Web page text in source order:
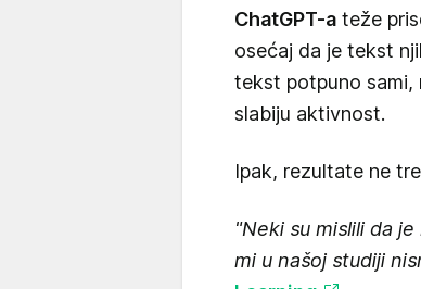
ChatGPT-a teže
osećaj da je tekst
tekst potpuno sami,
slabiju aktivnost.
Ipak, rezultate ne
"Neki su mislili da
mi u našoj studiji